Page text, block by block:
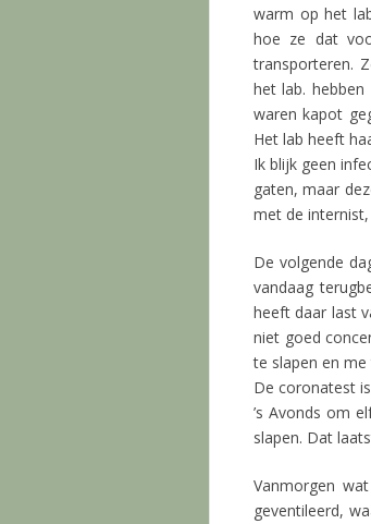
warm op het
hoe ze dat
transporteren.
het lab.
waren kapot
Het lab heeft
Ik blijk geen
gaten, maar
met de
De volgende
vandaag
heeft daar last
niet goed
te slapen en
De coronatest
’s Avonds om
slapen. Dat
Vanmorgen
geventileerd,